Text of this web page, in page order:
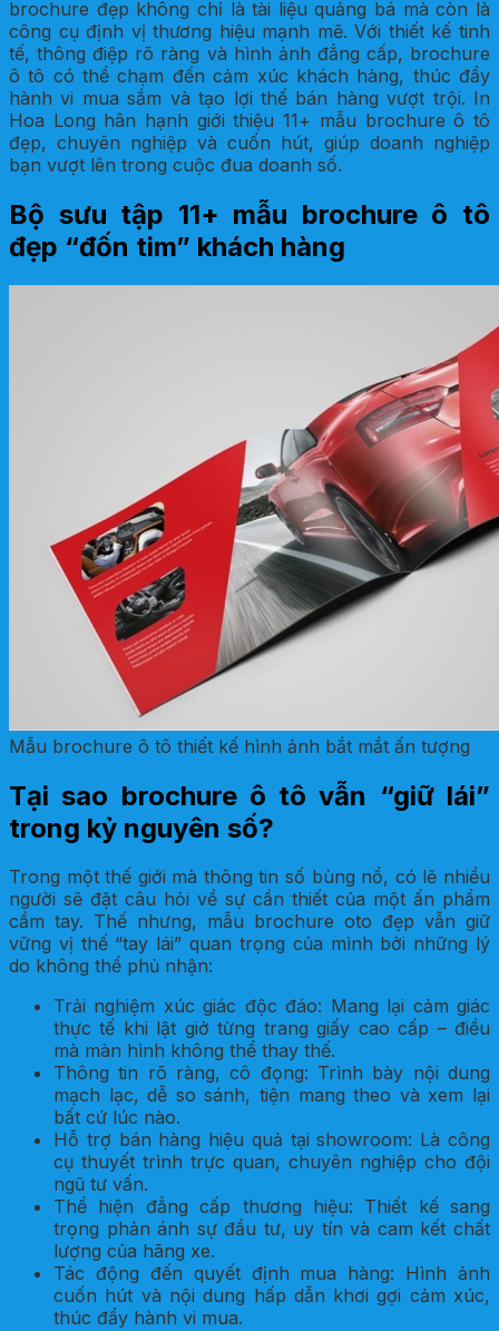
brochure đẹp không chỉ là tài liệu quảng bá mà còn là
công cụ định vị thương hiệu mạnh mẽ. Với thiết kế tinh
tế, thông điệp rõ ràng và hình ảnh đẳng cấp, brochure
ô tô có thể chạm đến cảm xúc khách hàng, thúc đẩy
hành vi mua sắm và tạo lợi thế bán hàng vượt trội. In
Hoa Long hân hạnh giới thiệu 11+ mẫu brochure ô tô
đẹp, chuyên nghiệp và cuốn hút, giúp doanh nghiệp
bạn vượt lên trong cuộc đua doanh số.
Bộ sưu tập 11+ mẫu brochure ô tô
đẹp “đốn tim” khách hàng
Mẫu brochure ô tô thiết kế hình ảnh bắt mắt ấn tượng
Tại sao brochure ô tô vẫn “giữ lái”
trong kỷ nguyên số?
Trong một thế giới mà thông tin số bùng nổ, có lẽ nhiều
người sẽ đặt câu hỏi về sự cần thiết của một ấn phẩm
cầm tay. Thế nhưng, mẫu brochure oto đẹp vẫn giữ
vững vị thế “tay lái” quan trọng của mình bởi những lý
do không thể phủ nhận:
Trải nghiệm xúc giác độc đáo: Mang lại cảm giác
thực tế khi lật giở từng trang giấy cao cấp – điều
mà màn hình không thể thay thế.
Thông tin rõ ràng, cô đọng: Trình bày nội dung
mạch lạc, dễ so sánh, tiện mang theo và xem lại
bất cứ lúc nào.
Hỗ trợ bán hàng hiệu quả tại showroom: Là công
cụ thuyết trình trực quan, chuyên nghiệp cho đội
ngũ tư vấn.
Thể hiện đẳng cấp thương hiệu: Thiết kế sang
trọng phản ánh sự đầu tư, uy tín và cam kết chất
lượng của hãng xe.
Tác động đến quyết định mua hàng: Hình ảnh
cuốn hút và nội dung hấp dẫn khơi gợi cảm xúc,
thúc đẩy hành vi mua.